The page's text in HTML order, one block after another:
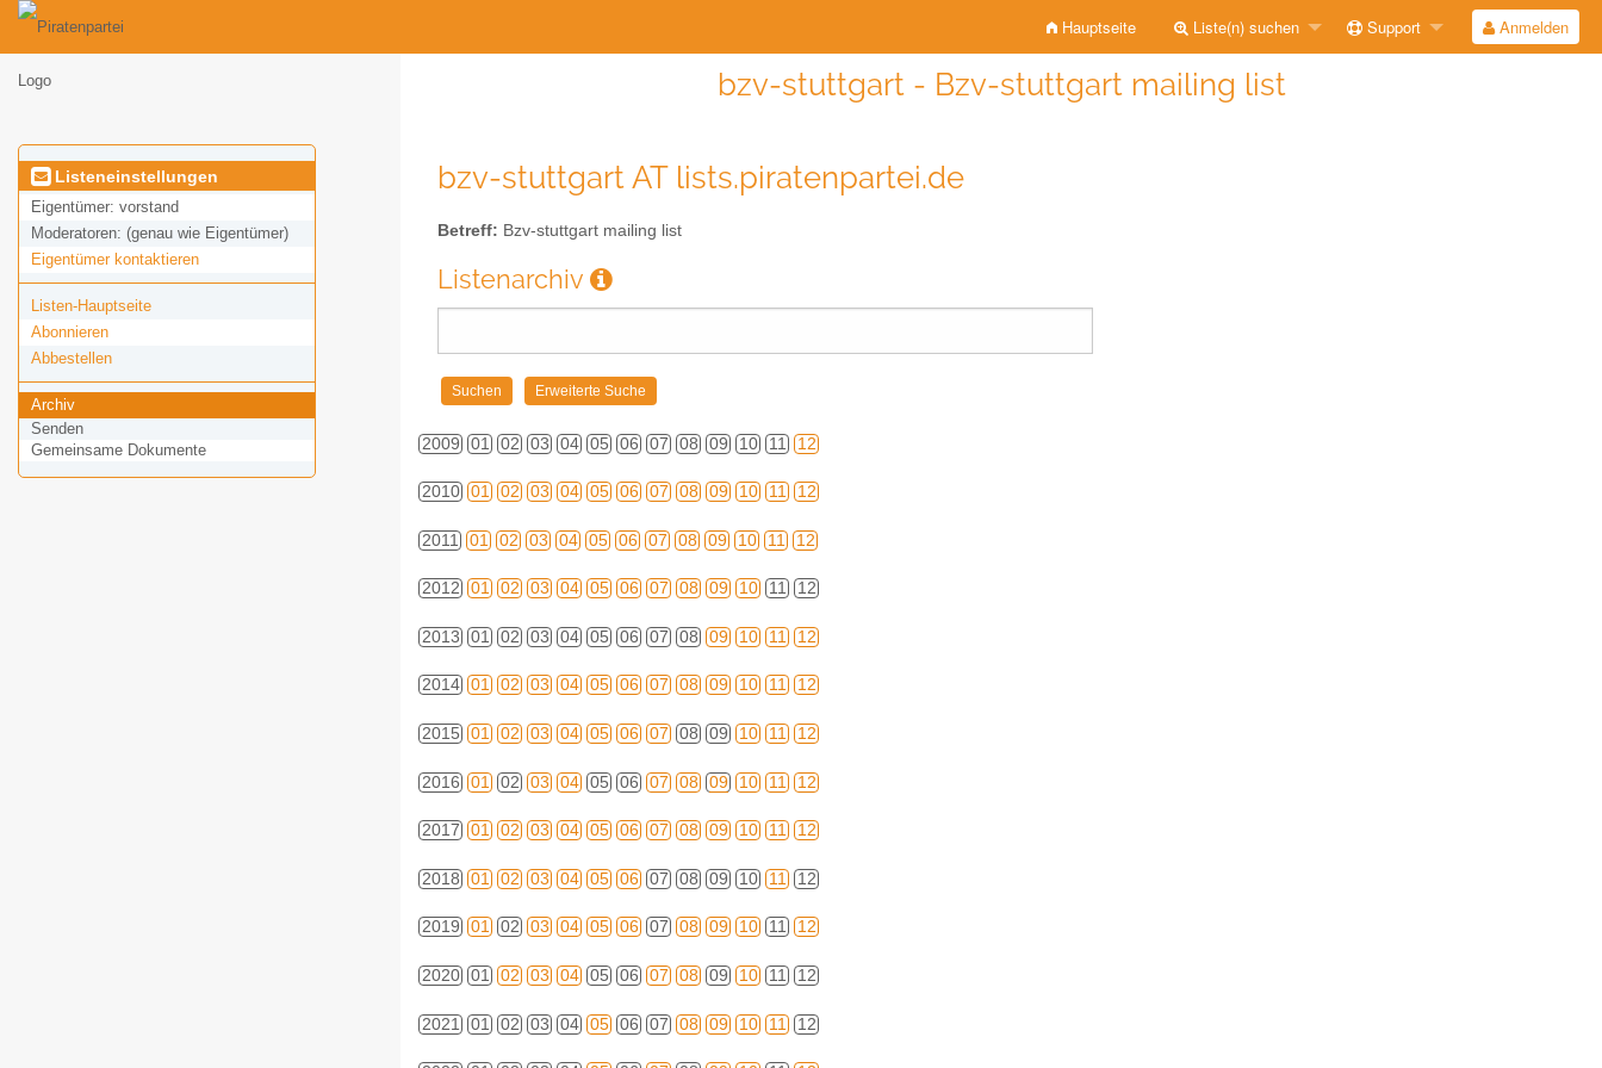
Hauptseite Liste(n) suchen Support Anmelden
bzv-stuttgart - Bzv-stuttgart mailing list
Listeneinstellungen
Eigentümer: vorstand
Moderatoren: (genau wie Eigentümer)
Eigentümer kontaktieren
Listen-Hauptseite
Abonnieren
Abbestellen
Archiv
Senden
Gemeinsame Dokumente
bzv-stuttgart AT lists.piratenpartei.de
Betreff: Bzv-stuttgart mailing list
Listenarchiv
2009 01 02 03 04 05 06 07 08 09 10 11 12
2010 01 02 03 04 05 06 07 08 09 10 11 12
2011 01 02 03 04 05 06 07 08 09 10 11 12
2012 01 02 03 04 05 06 07 08 09 10 11 12
2013 01 02 03 04 05 06 07 08 09 10 11 12
2014 01 02 03 04 05 06 07 08 09 10 11 12
2015 01 02 03 04 05 06 07 08 09 10 11 12
2016 01 02 03 04 05 06 07 08 09 10 11 12
2017 01 02 03 04 05 06 07 08 09 10 11 12
2018 01 02 03 04 05 06 07 08 09 10 11 12
2019 01 02 03 04 05 06 07 08 09 10 11 12
2020 01 02 03 04 05 06 07 08 09 10 11 12
2021 01 02 03 04 05 06 07 08 09 10 11 12